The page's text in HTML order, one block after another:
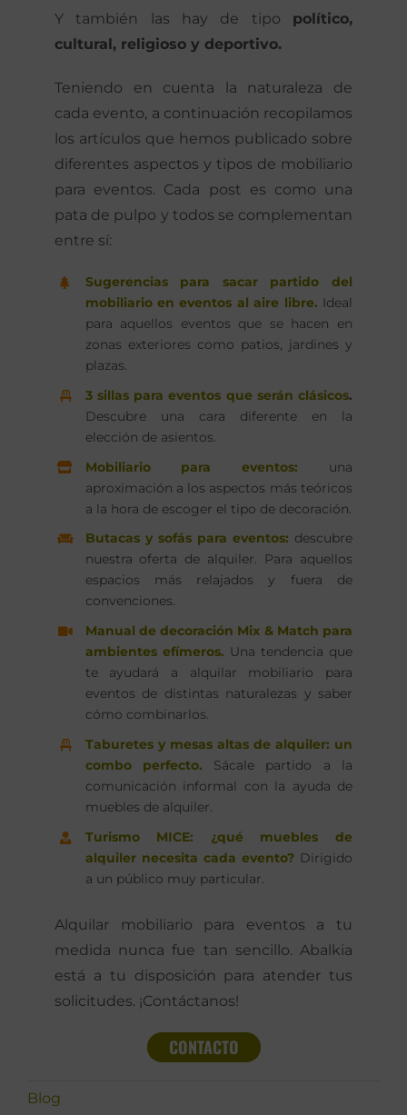
Y también las hay de tipo político,
cultural, religioso y deportivo.
Teniendo en cuenta la naturaleza de
cada evento, a continuación recopilamos
los artículos que hemos publicado sobre
diferentes aspectos y tipos de mobiliario
para eventos. Cada post es como una
pata de pulpo y todos se complementan
entre sí:
Sugerencias para sacar partido del
mobiliario en eventos al aire libre. Ideal
para aquellos eventos que se hacen en
zonas exteriores como patios, jardines y
plazas.
3 sillas para eventos que serán clásicos.
Descubre una cara diferente en la
elección de asientos.
Mobiliario para eventos: una
aproximación a los aspectos más teóricos
a la hora de escoger el tipo de decoración.
Butacas y sofás para eventos: descubre
nuestra oferta de alquiler. Para aquellos
espacios más relajados y fuera de
convenciones.
Manual de decoración Mix & Match para
ambientes efímeros. Una tendencia que
te ayudará a alquilar mobiliario para
eventos de distintas naturalezas y saber
cómo combinarlos.
Taburetes y mesas altas de alquiler: un
combo perfecto. Sácale partido a la
comunicación informal con la ayuda de
muebles de alquiler.
Turismo MICE: ¿qué muebles de
alquiler necesita cada evento?Dirigido
a un público muy particular.
Alquilar mobiliario para eventos a tu
medida nunca fue tan sencillo. Abalkia
está a tu disposición para atender tus
solicitudes. ¡Contáctanos!
CONTACTO
Blog